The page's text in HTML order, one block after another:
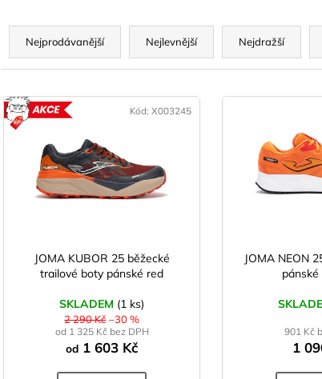
Ř
z
n
Nejprodávanější Nejlevnější Nejdražší
V
ý
JOMA KUBOR 25 běžecké
trailové boty pánské red
SKLADEM (1 ks)
2 290 Kč –30 %
od 1 325 Kč bez DPH
od1 603 Kč
Kód:X003245
JOMA NEON
901 Kč
1